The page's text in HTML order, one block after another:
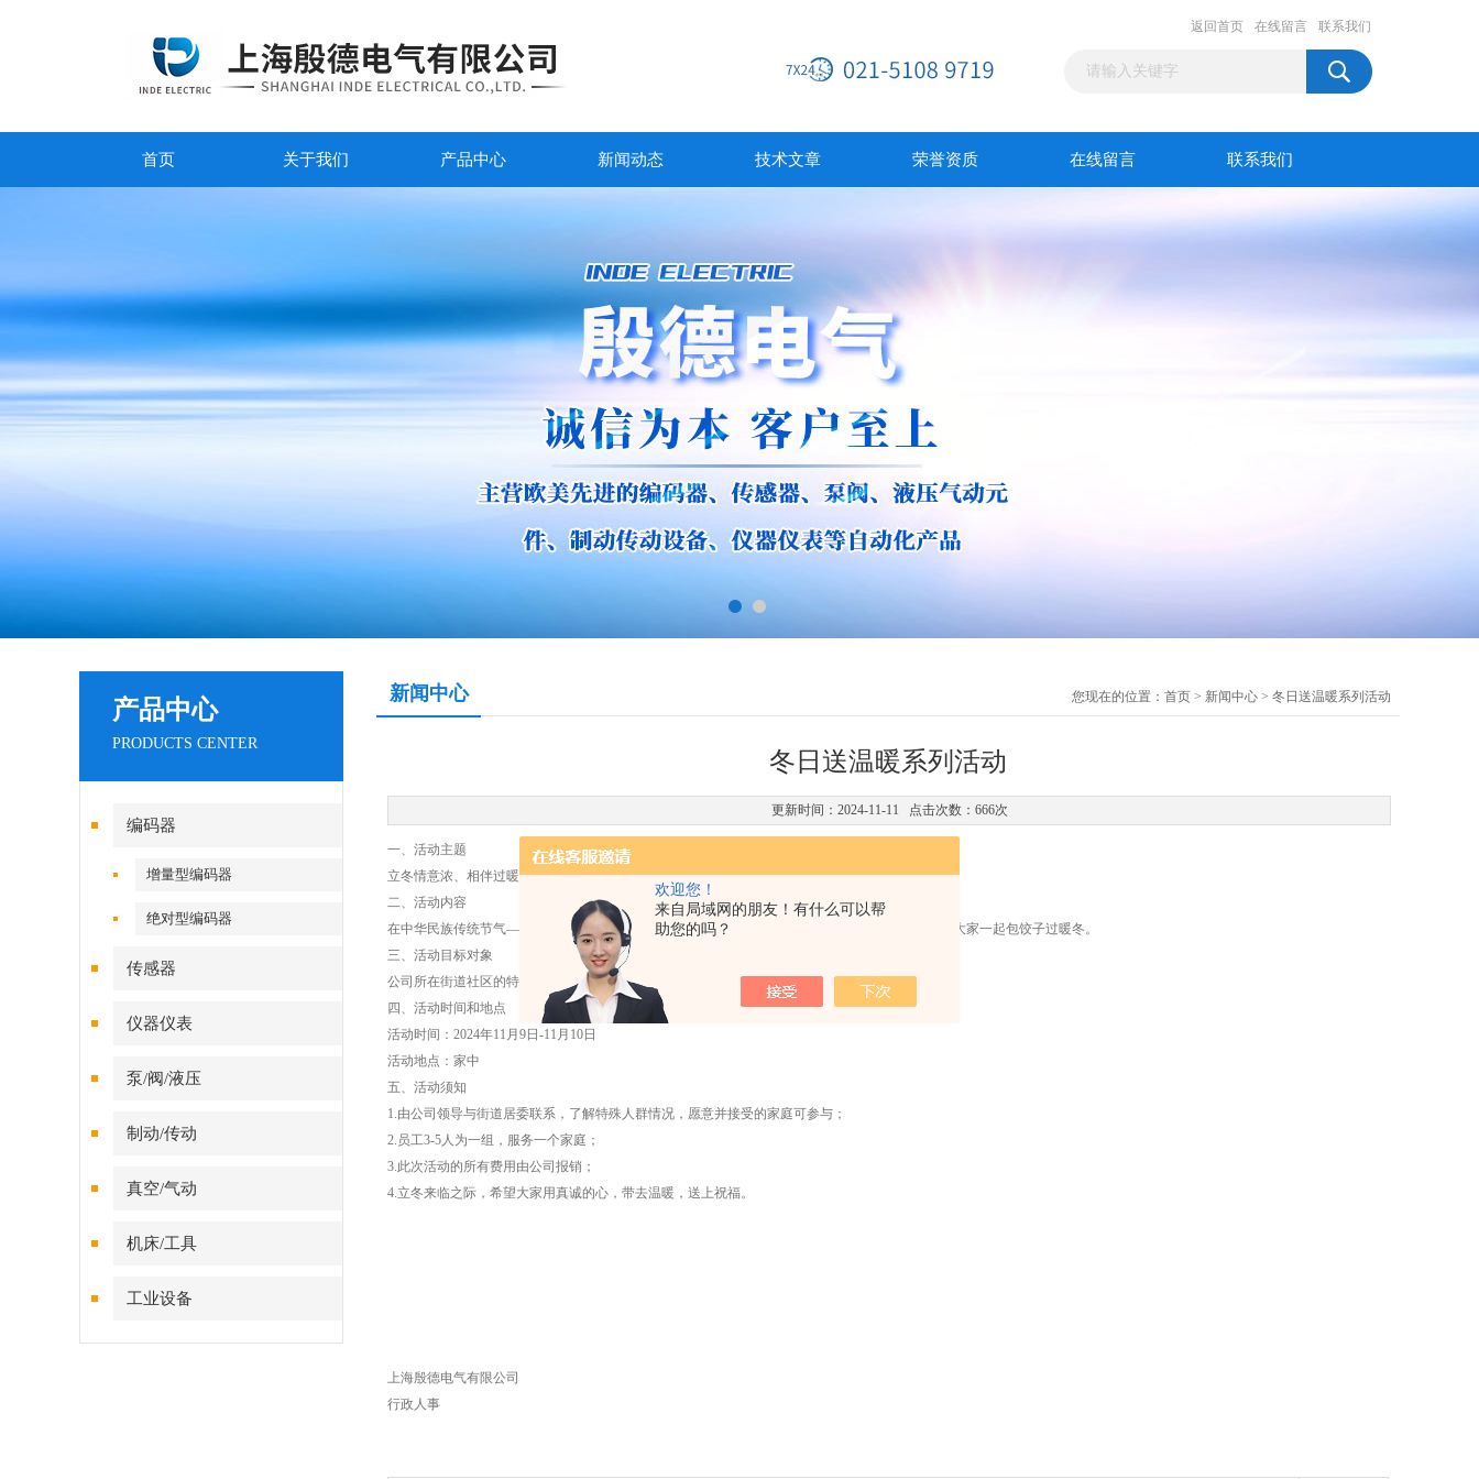
欢迎您！
来自局域网的朋友！有什么可以帮
助您的吗？
返回首页 在线留言 联系我们
首页 关于我们 产品中心 新闻动态 技术文章 荣誉资质 在线留言 联系我们
产品中心
PRODUCTS CENTER
编码器
增量型编码器
绝对型编码器
传感器
仪器仪表
泵/阀/液压
制动/传动
真空/气动
机床/工具
工业设备
新闻中心 您现在的位置： 首页 > 新闻中心 > 冬日送温暖系列活动
冬日送温暖系列活动
更新时间：2024-11-11 点击次数：666次
一、活动主题
立冬情意浓、相伴过暖冬
二、活动内容
在中华民族传统节气——
立冬到来之际，向社区特殊人群赠送大白菜，“白菜纳百福，立冬情暖心"大家一起包饺子过暖冬。
三、活动目标对象
公司所在街道社区的特殊人群。
四、活动时间和地点
活动时间： 2024年11 月 9日 -11 月 10日
活动地点：家中
五、活动须知
1.由公司领导与街道居委联系，了解特殊人群情况，愿意并接受的家庭可参与；
2. 员工3-5人为一组，服务一个家庭；
3.此次活动的所有费用由公司报销；
4.立冬来临之际，希望大家用真诚的心，带去温暖，送上祝福。
上海殷德电气有限公司
行政人事